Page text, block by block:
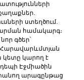
ստեղծում.
համակարգ։
գծեր՝
կետը կարող է
Էջմիածին
արագընթաց